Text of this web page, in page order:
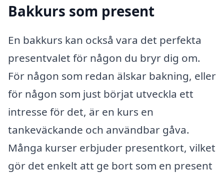
Bakkurs som present
En bakkurs kan också vara det perfekta
presentvalet för någon du bryr dig om.
För någon som redan älskar bakning, eller
för någon som just börjat utveckla ett
intresse för det, är en kurs en
tankeväckande och användbar gåva.
Många kurser erbjuder presentkort, vilket
gör det enkelt att ge bort som en present